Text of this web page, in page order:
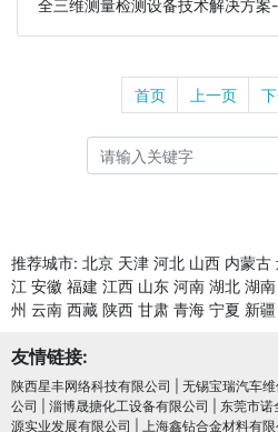
全三维测量检测设备技术解决方案-
首页 上一页
推荐城市: 北京 天津 河北 山西 内蒙古
江 安徽 福建 江西 山东 河南 湖北 湖南
州 云南 西藏 陕西 甘肃 青海 宁夏 新疆
友情链接:
陕西星丰网络科技有限公司 无锡宝瑞汽车
公司
淄博晟搪化工设备有限公司 东莞市诺
源实业发展有限公司
上海鑫钻合金材料有限